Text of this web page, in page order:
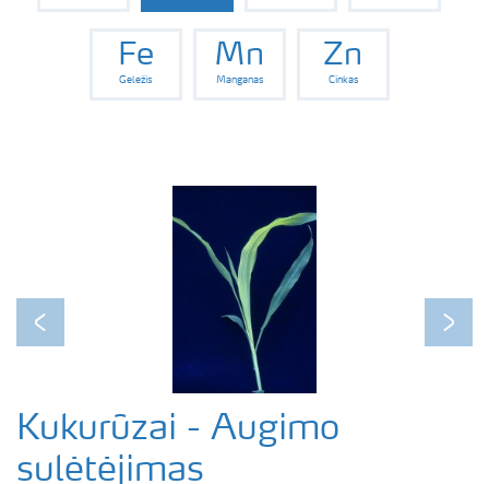
Fe
Geležis
Mn
Manganas
Zn
Cinkas
Previous Next
Kukurūzai - Augimo
sulėtėjimas